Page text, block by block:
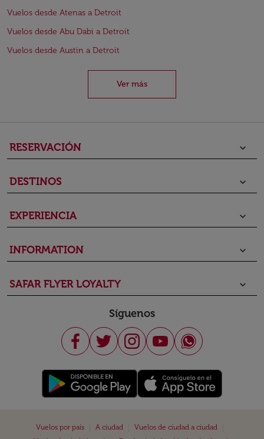
Vuelos desde Atenas a Detroit
Vuelos desde Abu Dabi a Detroit
Vuelos desde Austin a Detroit
Ver más
RESERVACIÓN keyboard_arrow_down
DESTINOS keyboard_arrow_down
EXPERIENCIA keyboard_arrow_down
INFORMATION keyboard_arrow_down
SAFAR FLYER LOYALTY keyboard_arrow_down
Síguenos
Vuelos por país A ciudad Vuelos de ciudad a ciudad